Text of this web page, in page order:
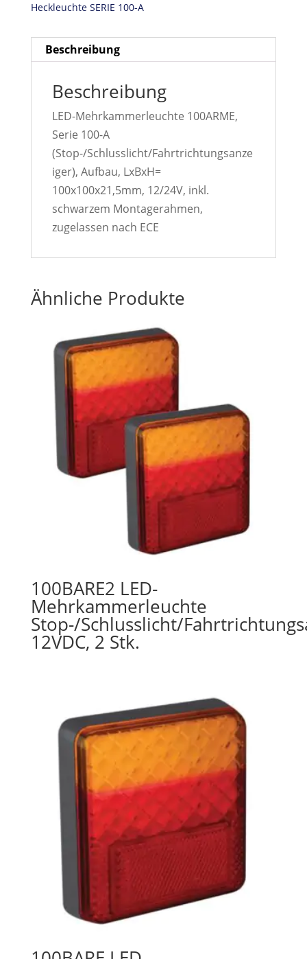
Heckleuchte SERIE 100-A
Beschreibung
Beschreibung
LED-Mehrkammerleuchte 100ARME,
Serie 100-A
(Stop-/Schlusslicht/Fahrtrichtungsanze
iger), Aufbau, LxBxH=
100x100x21,5mm, 12/24V, inkl.
schwarzem Montagerahmen,
zugelassen nach ECE
Ähnliche Produkte
100BARE2 LED-
Mehrkammerleuchte
Stop-/Schlusslicht/
12VDC, 2 Stk.